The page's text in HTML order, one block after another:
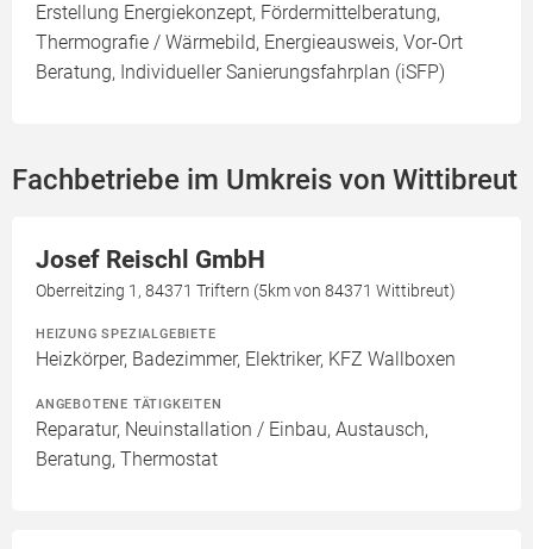
Erstellung Energiekonzept, Fördermittelberatung,
Thermografie / Wärmebild, Energieausweis, Vor-Ort
Beratung, Individueller Sanierungsfahrplan (iSFP)
Fachbetriebe im Umkreis von Wittibreut
Josef Reischl GmbH
Oberreitzing 1, 84371 Triftern (5km von 84371 Wittibreut)
HEIZUNG SPEZIALGEBIETE
Heizkörper, Badezimmer, Elektriker, KFZ Wallboxen
ANGEBOTENE TÄTIGKEITEN
Reparatur, Neuinstallation / Einbau, Austausch,
Beratung, Thermostat